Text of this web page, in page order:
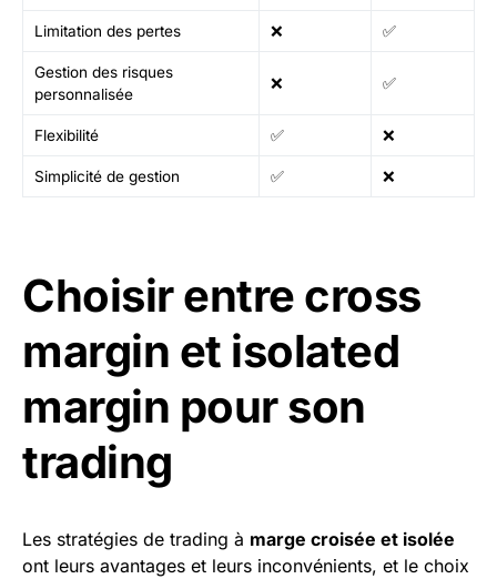
Limitation des pertes ❌ ✅
Gestion des risques
personnalisée
❌ ✅
Flexibilité ✅ ❌
Simplicité de gestion ✅ ❌
Choisir entre cross
margin et isolated
margin pour son
trading
Les stratégies de trading à marge croisée et isolée
ont leurs avantages et leurs inconvénients, et le choix